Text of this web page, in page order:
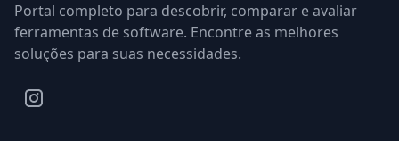
Portal completo para descobrir, comparar e avaliar
ferramentas de software. Encontre as melhores
soluções para suas necessidades.